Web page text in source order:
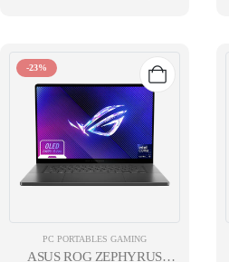
-23%
PC PORTABLES GAMING
ASUS ROG ZEPHYRUS